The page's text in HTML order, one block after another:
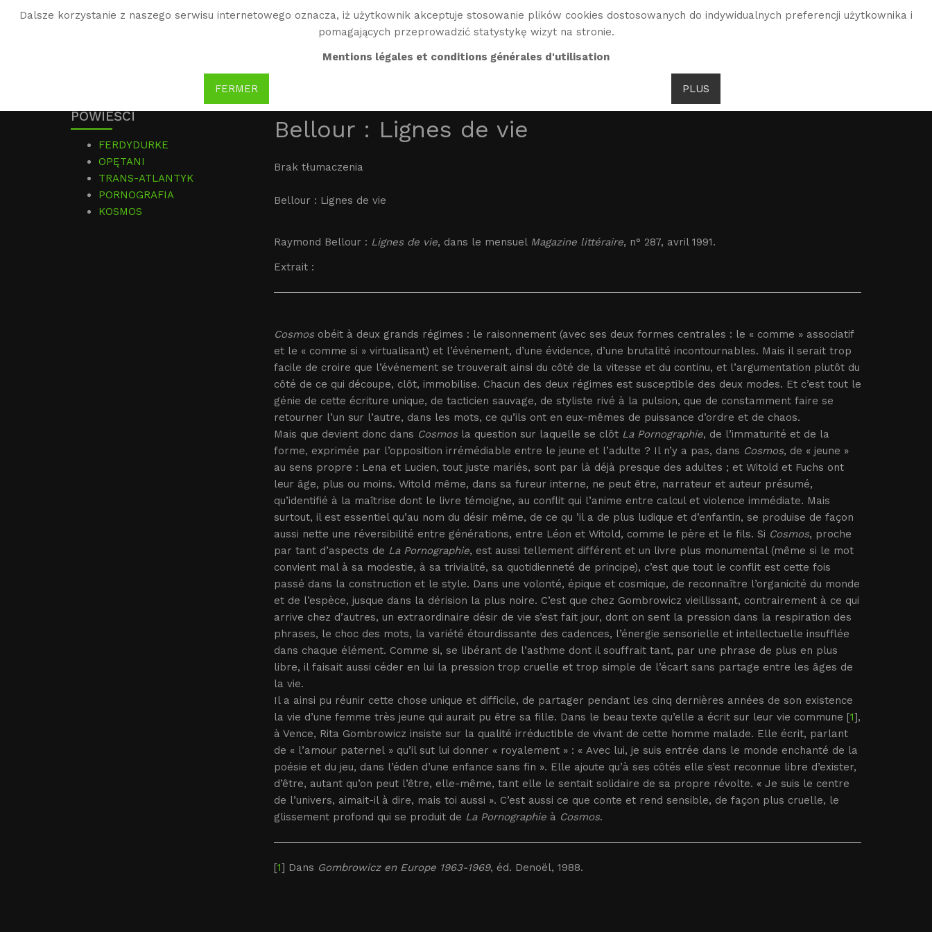
Dalsze korzystanie z naszego serwisu internetowego oznacza, iż użytkownik akceptuje stosowanie plików cookies dostosowanych do indywidualnych preferencji użytkownika i
pomagających przeprowadzić statystykę wizyt na stronie.
Mentions légales et conditions générales d'utilisation
FERMER PLUS
BIO
Bellour : Lignes de vie
Brak tłumaczenia
Bellour : Lignes de vie
Raymond Bellour : Lignes de vie, dans le mensuel Magazine littéraire, n° 287, avril 1991.
Extrait :
Cosmosobéit à deux grands régimes : le raisonnement (avec ses deux formes centrales : le « comme » associatif
et le « comme si » virtualisant) et l’événement, d’une évidence, d’une brutalité incontournables. Mais il serait trop
facile de croire que l’événement se trouverait ainsi du côté de la vitesse et du continu, et l’argumentation plutôt du
côté de ce qui découpe, clôt, immobilise. Chacun des deux régimes est susceptible des deux modes. Et c’est tout le
génie de cette écriture unique, de tacticien sauvage, de styliste rivé à la pulsion, que de constamment faire se
retourner l’un sur l’autre, dans les mots, ce qu’ils ont en eux-mêmes de puissance d’ordre et de chaos.
Mais que devient donc dans Cosmosla question sur laquelle se clôt La Pornographie, de l’immaturité et de la
forme, exprimée par l’opposition irrémédiable entre le jeune et l’adulte ? Il n’y a pas, dans Cosmos, de « jeune »
au sens propre : Lena et Lucien, tout juste mariés, sont par là déjà presque des adultes ; et Witold et Fuchs ont
leur âge, plus ou moins. Witold même, dans sa fureur interne, ne peut être, narrateur et auteur présumé,
qu’identifié à la maîtrise dont le livre témoigne, au conflit qui l’anime entre calcul et violence immédiate. Mais
surtout, il est essentiel qu’au nom du désir même, de ce qu ’il a de plus ludique et d’enfantin, se produise de façon
aussi nette une réversibilité entre générations, entre Léon et Witold, comme le père et le fils. Si Cosmos, proche
par tant d’aspects de La Pornographie, est aussi tellement différent et un livre plus monumental (même si le mot
convient mal à sa modestie, à sa trivialité, sa quotidienneté de principe), c’est que tout le conflit est cette fois
passé dans la construction et le style. Dans une volonté, épique et cosmique, de reconnaître l’organicité du monde
et de l’espèce, jusque dans la dérision la plus noire. C’est que chez Gombrowicz vieillissant, contrairement à ce qui
arrive chez d’autres, un extraordinaire désir de vie s’est fait jour, dont on sent la pression dans la respiration des
phrases, le choc des mots, la variété étourdissante des cadences, l’énergie sensorielle et intellectuelle insufflée
dans chaque élément. Comme si, se libérant de l’asthme dont il souffrait tant, par une phrase de plus en plus
libre, il faisait aussi céder en lui la pression trop cruelle et trop simple de l’écart sans partage entre les âges de
la vie.
Il a ainsi pu réunir cette chose unique et difficile, de partager pendant les cinq dernières années de son existence
la vie d’une femme très jeune qui aurait pu être sa fille. Dans le beau texte qu’elle a écrit sur leur vie commune [1],
à Vence, Rita Gombrowicz insiste sur la qualité irréductible de vivant de cette homme malade. Elle écrit, parlant
de « l’amour paternel » qu’il sut lui donner « royalement » : « Avec lui, je suis entrée dans le monde enchanté de la
poésie et du jeu, dans l’éden d’une enfance sans fin ». Elle ajoute qu’à ses côtés elle s’est reconnue libre d’exister,
d’être, autant qu’on peut l’être, elle-même, tant elle le sentait solidaire de sa propre révolte. « Je suis le centre
de l’univers, aimait-il à dire, mais toi aussi ». C’est aussi ce que conte et rend sensible, de façon plus cruelle, le
glissement profond qui se produit de La Pornographieà Cosmos.
[1] Dans Gombrowicz en Europe 1963-1969, éd. Denoël, 1988.
POWIEŚCI
FERDYDURKE
OPĘTANI
TRANS-ATLANTYK
PORNOGRAFIA
KOSMOS